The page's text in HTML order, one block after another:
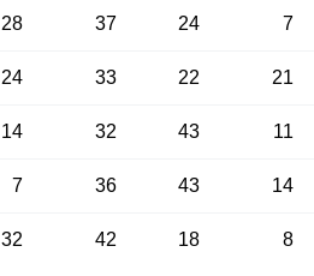
28 37 24 7
24 33 22 21
14 32 43 11
7 36 43 14
32 42 18 8